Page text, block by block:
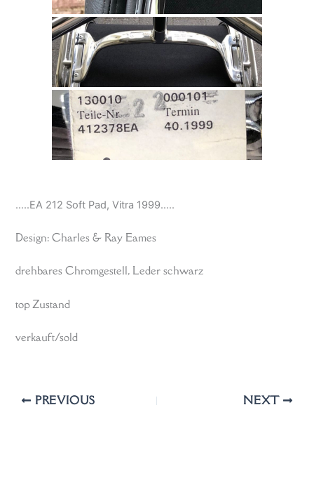
…..EA 212 Soft Pad, Vitra 1999…..
Design: Charles & Ray Eames
drehbares Chromgestell, Leder schwarz
top Zustand
verkauft/sold
PREVIOUS NEXT